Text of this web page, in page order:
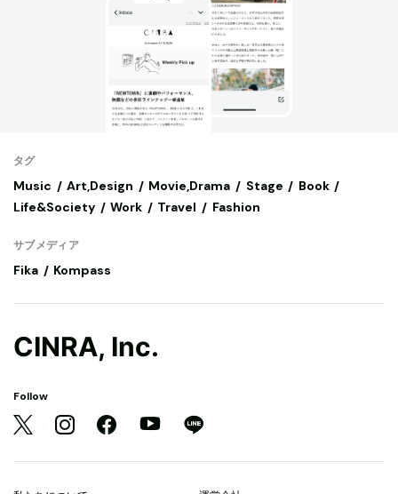
タグ
Music Art,Design Movie,Drama Stage
Book
Life&Society
Work Travel Fashion
サブメディア
Fika Kompass
CINRA, Inc.
Follow